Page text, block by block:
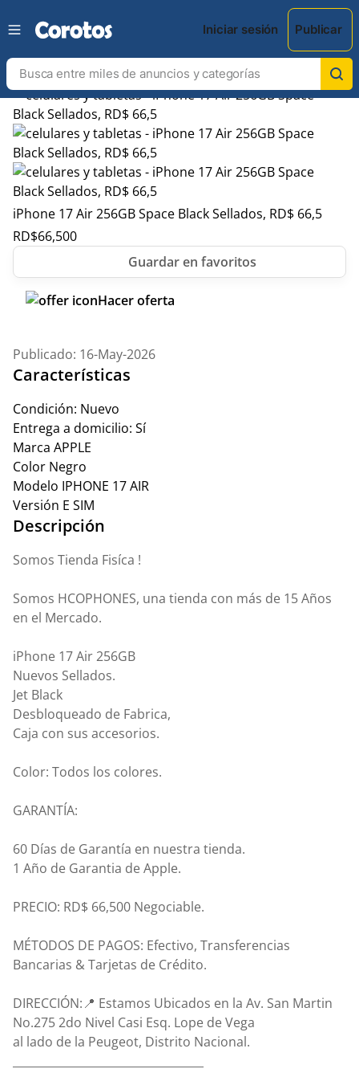
Iniciar sesión Publicar
iPhone 17 Air 256GB Space Black Sellados, RD$ 66,5
RD$66,500
Hacer oferta
Publicado: 16-May-2026
Características
Condición: Nuevo
Entrega a domicilio: Sí
Marca APPLE
Color Negro
Modelo IPHONE 17 AIR
Versión E SIM
Descripción
Somos Tienda Fisíca !
Somos HCOPHONES, una tienda con más de 15 Años
en el Mercado.
iPhone 17 Air 256GB
Nuevos Sellados.
Jet Black
Desbloqueado de Fabrica,
Caja con sus accesorios.
Color: Todos los colores.
GARANTÍA:
60 Días de Garantía en nuestra tienda.
1 Año de Garantia de Apple.
PRECIO: RD$ 66,500 Negociable.
MÉTODOS DE PAGOS: Efectivo, Transferencias
Bancarias & Tarjetas de Crédito.
DIRECCIÓN:📍 Estamos Ubicados en la Av. San Martin
No.275 2do Nivel Casi Esq. Lope de Vega
al lado de la Peugeot, Distrito Nacional.